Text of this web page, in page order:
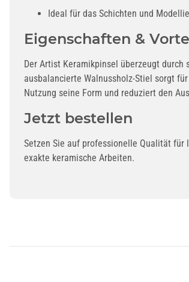
Ideal für das Schichten und
Eigenschaften &
Der Artist Keramikpinsel überzeugt
ausbalancierte Walnussholz-Stiel sorgt
Nutzung seine Form und reduziert den
Jetzt bestellen
Setzen Sie auf professionelle Qualität für
exakte keramische Arbeiten.